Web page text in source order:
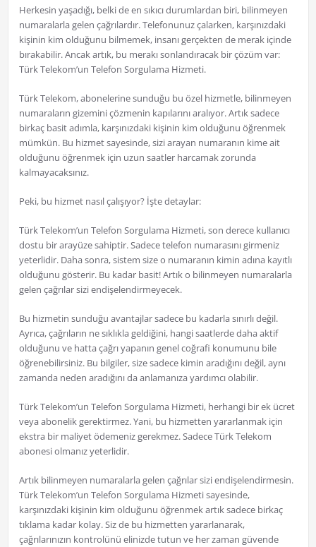
Herkesin yaşadığı, belki de en sıkıcı durumlardan biri, bilinmeyen
numaralarla gelen çağrılardır. Telefonunuz çalarken, karşınızdaki
kişinin kim olduğunu bilmemek, insanı gerçekten de merak içinde
bırakabilir. Ancak artık, bu merakı sonlandıracak bir çözüm var:
Türk Telekom’un Telefon Sorgulama Hizmeti.
Türk Telekom, abonelerine sunduğu bu özel hizmetle, bilinmeyen
numaraların gizemini çözmenin kapılarını aralıyor. Artık sadece
birkaç basit adımla, karşınızdaki kişinin kim olduğunu öğrenmek
mümkün. Bu hizmet sayesinde, sizi arayan numaranın kime ait
olduğunu öğrenmek için uzun saatler harcamak zorunda
kalmayacaksınız.
Peki, bu hizmet nasıl çalışıyor? İşte detaylar:
Türk Telekom’un Telefon Sorgulama Hizmeti, son derece kullanıcı
dostu bir arayüze sahiptir. Sadece telefon numarasını girmeniz
yeterlidir. Daha sonra, sistem size o numaranın kimin adına kayıtlı
olduğunu gösterir. Bu kadar basit! Artık o bilinmeyen numaralarla
gelen çağrılar sizi endişelendirmeyecek.
Bu hizmetin sunduğu avantajlar sadece bu kadarla sınırlı değil.
Ayrıca, çağrıların ne sıklıkla geldiğini, hangi saatlerde daha aktif
olduğunu ve hatta çağrı yapanın genel coğrafi konumunu bile
öğrenebilirsiniz. Bu bilgiler, size sadece kimin aradığını değil, aynı
zamanda neden aradığını da anlamanıza yardımcı olabilir.
Türk Telekom’un Telefon Sorgulama Hizmeti, herhangi bir ek ücret
veya abonelik gerektirmez. Yani, bu hizmetten yararlanmak için
ekstra bir maliyet ödemeniz gerekmez. Sadece Türk Telekom
abonesi olmanız yeterlidir.
Artık bilinmeyen numaralarla gelen çağrılar sizi endişelendirmesin.
Türk Telekom’un Telefon Sorgulama Hizmeti sayesinde,
karşınızdaki kişinin kim olduğunu öğrenmek artık sadece birkaç
tıklama kadar kolay. Siz de bu hizmetten yararlanarak,
çağrılarınızın kontrolünü elinizde tutun ve her zaman güvende